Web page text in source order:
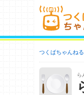
つくばちゃんねる
ら